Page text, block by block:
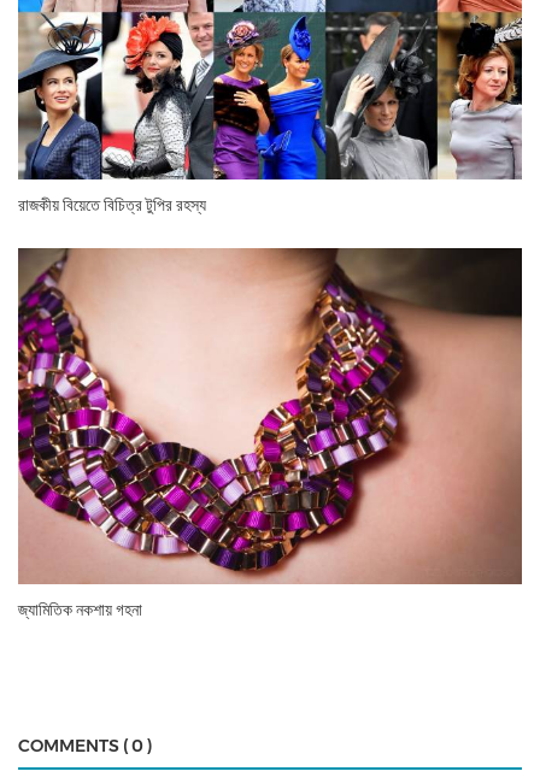
রাজকীয় বিয়েতে বিচিত্র টুপির রহস্য
জ্যামিতিক নকশায় গহনা
COMMENTS ( 0 )